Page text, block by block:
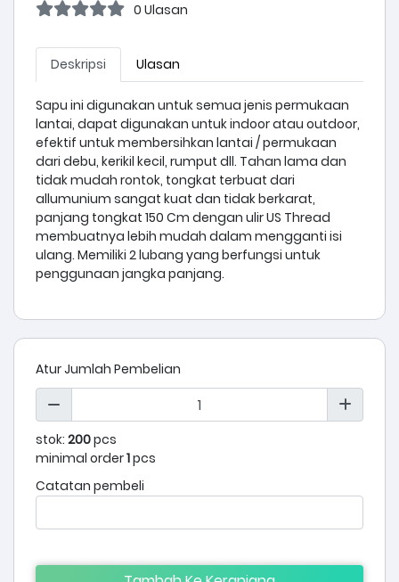
0 Ulasan
Deskripsi Ulasan
Sapu ini digunakan untuk semua jenis permukaan
lantai, dapat digunakan untuk indoor atau outdoor,
efektif untuk membersihkan lantai / permukaan
dari debu, kerikil kecil, rumput dll. Tahan lama dan
tidak mudah rontok, tongkat terbuat dari
allumunium sangat kuat dan tidak berkarat,
panjang tongkat 150 Cm dengan ulir US Thread
membuatnya lebih mudah dalam mengganti isi
ulang. Memiliki 2 lubang yang berfungsi untuk
penggunaan jangka panjang.
Atur Jumlah Pembelian
stok: 200pcs
minimal order1pcs
Catatan pembeli